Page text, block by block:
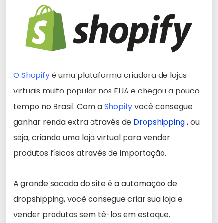
O Shopifyé uma plataforma criadora de lojas
virtuais muito popular nos EUA e chegou a pouco
tempo no Brasil. Com aShopifyvocê consegue
ganhar renda extra através de Dropshipping, ou
seja, criando uma loja virtual para vender
produtos físicos através de importação.
A grande sacada do site é a automação de
dropshipping, você consegue criar sua loja e
vender produtos sem tê-los em estoque.